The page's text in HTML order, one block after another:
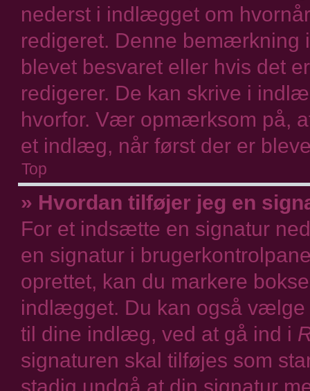
nederst i indlægget om
redigeret. Denne
blevet besvaret eller hvis det
redigerer. De kan skrive i
hvorfor. Vær opmærksom på,
et indlæg, når først der er
Top
» Hvordan tilføjer jeg en
For et indsætte en signatur
en signatur i
oprettet, kan du markere
indlægget. Du kan også
til dine indlæg, ved at gå ind i
signaturen skal tilføjes som